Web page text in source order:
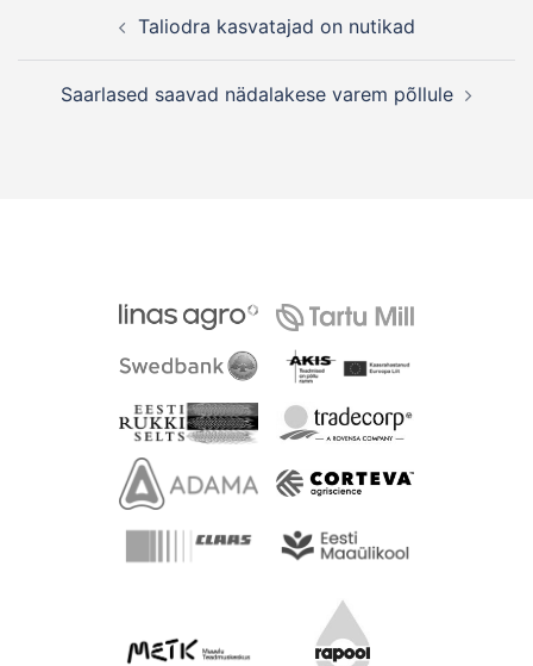
navigationTaliodra kasvatajad on nutikad
Saarlased saavad nädalakese varem põllule